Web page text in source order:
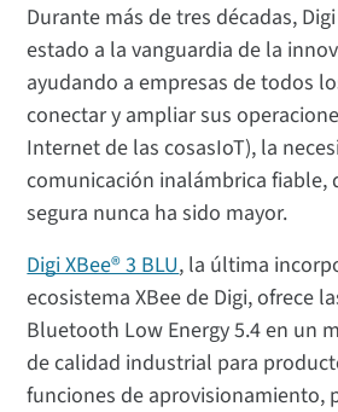
Durante más de tres décadas,
estado a la vanguardia de la
ayudando a empresas de todos
conectar y ampliar sus
Internet de las cosasIoT), la
comunicación inalámbrica fiable,
segura nunca ha sido mayor.
Digi XBee® 3 BLU, la última
ecosistema XBee de Digi, ofrece
Bluetooth Low Energy 5.4 en un
de calidad industrial para
funciones de aprovisionamiento,